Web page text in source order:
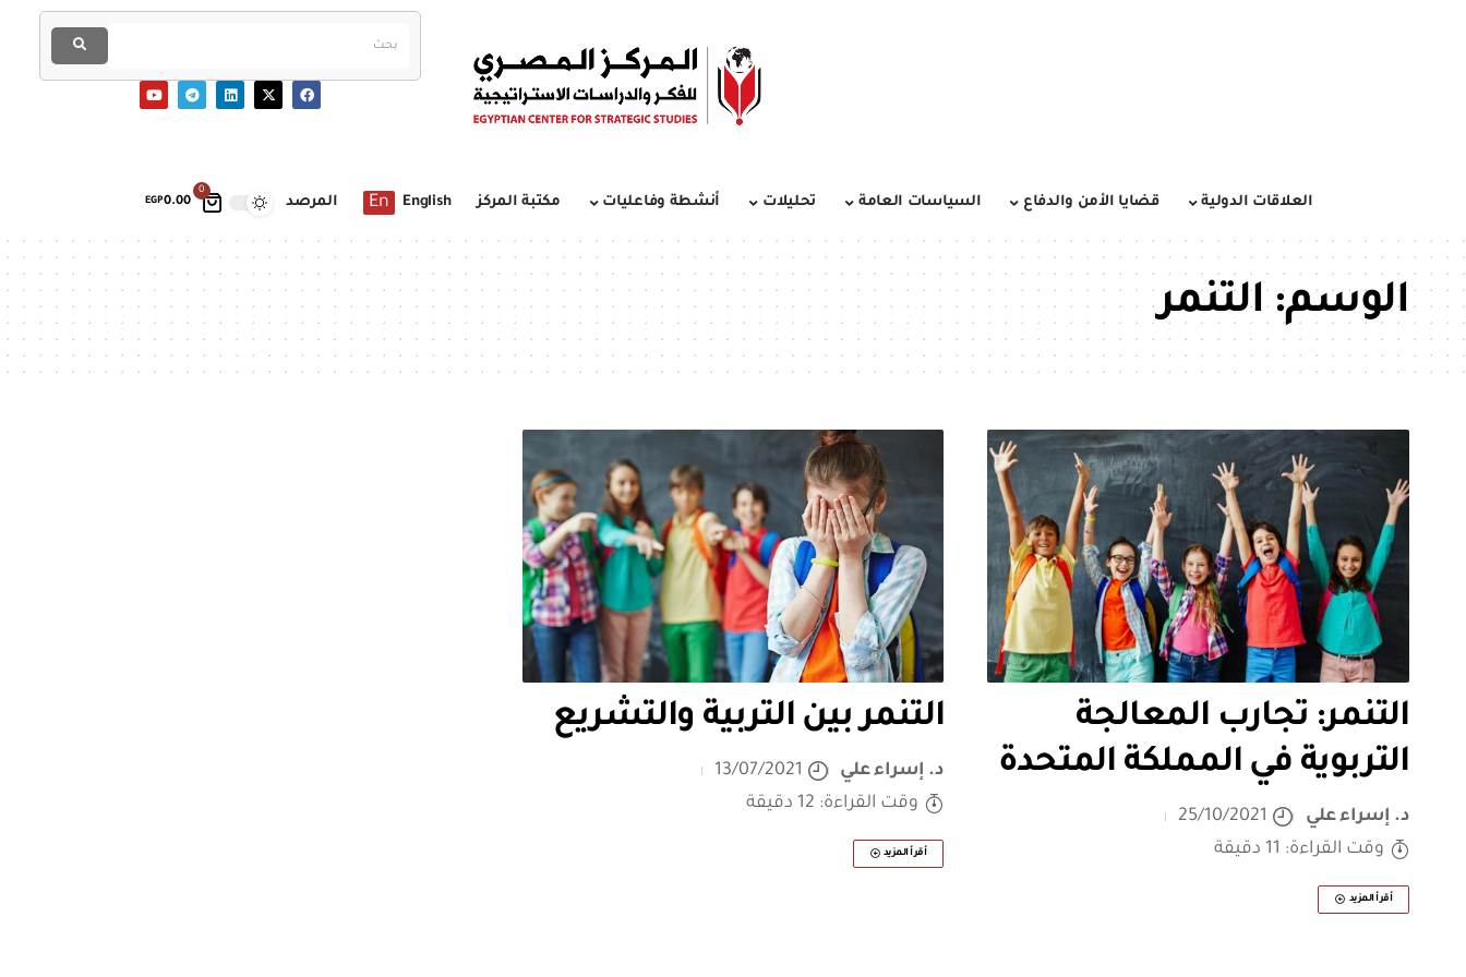
0
EGP0.00 العلاقات الدولية قضايا الأمن والدفاع السياسات العامة تحليلات أنشطة وفاعليات مكتبة المركز English
En المرصد
الوسم:التنمر
التنمر: تجارب المعالجة
التربوية في المملكة المتحدة
د. إسراء علي
25/10/2021
وقت القراءة: 11 دقيقة
أقرأ المزيد
التنمر بين التربية والتشريع
د. إسراء علي
13/07/2021
وقت القراءة: 12 دقيقة
أقرأ المزيد